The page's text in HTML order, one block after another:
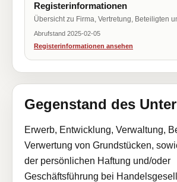
Registerinformationen
Übersicht zu Firma, Vertretung, Beteiligten
Abrufstand 2025-02-05
Registerinformationen ansehen
Gegenstand des
Erwerb, Entwicklung, Verwaltung,
Verwertung von Grundstücken,
der persönlichen Haftung und/oder
Geschäftsführung bei